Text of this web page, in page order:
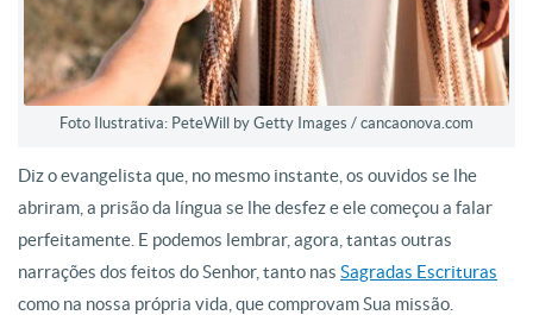
Foto Ilustrativa: PeteWill by Getty Images / cancaonova.com
Diz o evangelista que, no mesmo instante, os ouvidos se lhe
abriram, a prisão da língua se lhe desfez e ele começou a falar
perfeitamente. E podemos lembrar, agora, tantas outras
narrações dos feitos do Senhor, tanto nas Sagradas Escrituras
como na nossa própria vida, que comprovam Sua missão.